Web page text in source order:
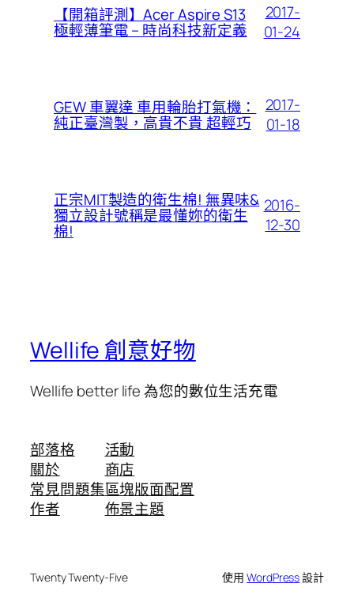
【開箱評測】Acer Aspire S13
極輕薄筆電 – 時尚科技新定義
2017-
01-24
GEW 車翼達 車用輪胎打氣機：
純正臺灣製，高貴不貴 超輕巧
2017-
01-18
正宗MIT製造的衛生棉! 無異味&
獨立設計號稱是最懂妳的衛生
棉!
2016-
12-30
Wellife 創意好物
Wellife better life 為您的數位生活充電
部落格
關於
常見問題集
作者
活動
商店
區塊版面配置
佈景主題
Twenty Twenty-Five 使用WordPress設計